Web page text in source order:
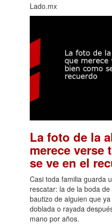
Lado.mx
La foto de la
merece verse
se ve en el
Casi toda familia guarda
rescatar: la de la boda
bautizo de alguien que
doblada o rayada
mano por años.